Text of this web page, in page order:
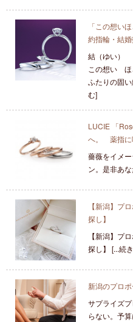
「この想い
約指輪・結
結（ゆい）
この想い ほ
ふたりの固
む]
LUCIE 「
へ。 薬指に
薔薇をイメ
ン。是非あ
【新潟】プ
探し】
【新潟】プ
探し】 [...続
新潟のプロ
サプライズ
らない。予